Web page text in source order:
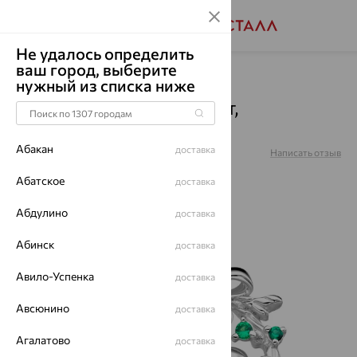
Главная Каталог Броши Фианит
Брошь, серебро, фианит,
15100113452-502
Артикул: Написать отзыв
Не удалось определить
ваш город, выберите
нужный из списка ниже
Абакан доставка
Абатское доставка
Абдулино доставка
Абинск доставка
Авило-Успенка доставка
Авсюнино доставка
Агалатово доставка